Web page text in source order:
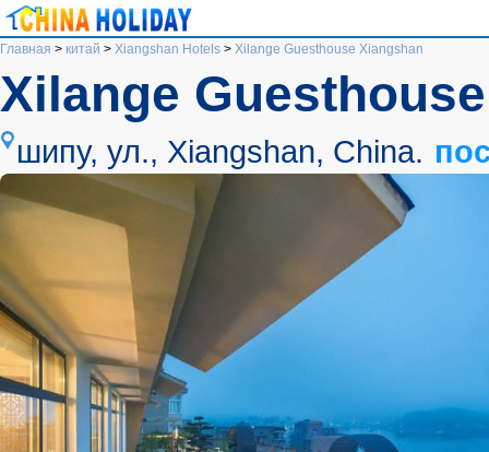
Главная > китай > Xiangshan Hotels > Xilange Guesthouse Xiangshan
Xilange
шипу, ул., Xiangshan, China.